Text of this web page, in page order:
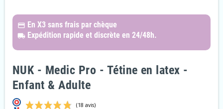
paymentsEn X3 sans frais par chèque
local_shipping Expédition rapide et discrète en 24/48h.
NUK - Medic Pro - Tétine en latex -
Enfant & Adulte